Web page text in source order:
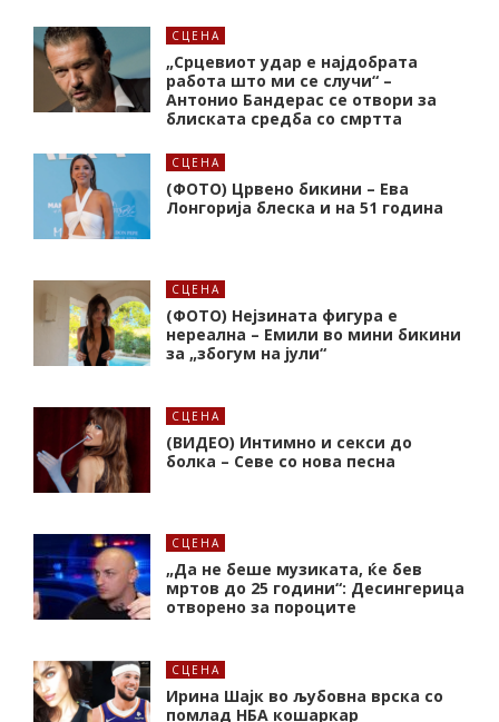
СЦЕНА
„Срцевиот удар е најдобрата
работа што ми се случи“ –
Антонио Бандерас се отвори за
блиската средба со смртта
СЦЕНА
(ФОТО) Црвено бикини – Ева
Лонгорија блеска и на 51 година
СЦЕНА
(ФОТО) Нејзината фигура е
нереална – Емили во мини бикини
за „збогум на јули“
СЦЕНА
(ВИДЕО) Интимно и секси до
болка – Севе со нова песна
СЦЕНА
„Да не беше музиката, ќе бев
мртов до 25 години“: Десингерица
отворено за пороците
СЦЕНА
Ирина Шајк во љубовна врска со
помлад НБА кошаркар